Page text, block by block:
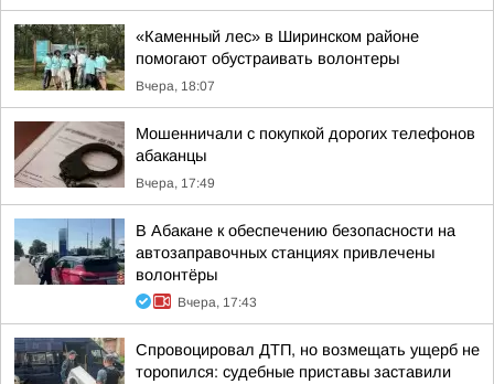
«Каменный лес» в Ширинском районе
помогают обустраивать волонтеры
Вчера, 18:07
Мошенничали с покупкой дорогих телефонов
абаканцы
Вчера, 17:49
В Абакане к обеспечению безопасности на
автозаправочных станциях привлечены
волонтёры
Вчера, 17:43
Спровоцировал ДТП, но возмещать ущерб не
торопился: судебные приставы заставили